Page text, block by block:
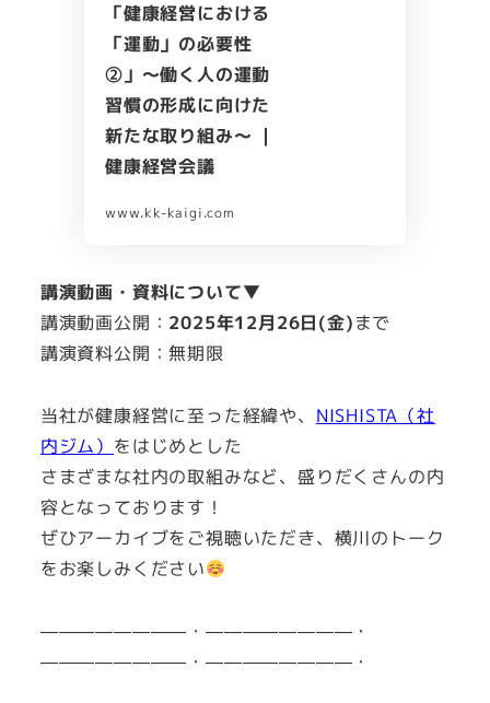
「健康経営における
「運動」の必要性
②」～働く人の運動
習慣の形成に向けた
新たな取り組み～ ｜
健康経営会議
www.kk-kaigi.com
講演動画・資料について▼
講演動画公開： 2025年12月26日(金)まで
講演資料公開：無期限
当社が健康経営に至った経緯や、 NISHISTA（社
内ジム） をはじめとした
さまざまな社内の取組みなど、盛りだくさんの内
容となっております！
ぜひアーカイブをご視聴いただき、横川のトーク
をお楽しみください
————————・————————・
————————・————————・